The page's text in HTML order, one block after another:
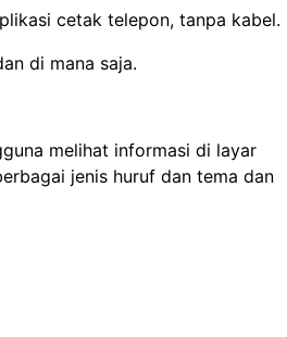
cetak telepon, tanpa kabel.
di mana saja.
melihat informasi di layar
jenis huruf dan tema dan